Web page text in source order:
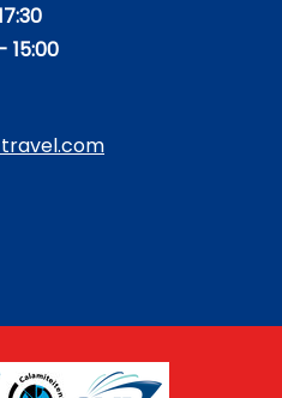
15:00